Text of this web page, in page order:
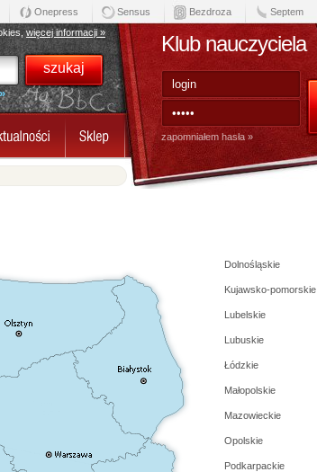
Onepress Sensus Bezdroza Septem
więcej informacji » Klub nauczyciela
zapomniałem hasła »
Dolnośląskie
Kujawsko-pomorskie
Lubelskie
Lubuskie
Łódzkie
Małopolskie
Mazowieckie
Opolskie
Podkarpackie